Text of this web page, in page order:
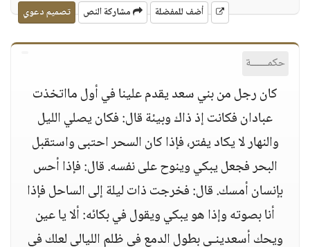
أضف للمفضلة مشاركة النص تصميم دعوي
حكمــــــة
كان رجل من بني سعد يقدم علينا في أول مااتخذت
عبادان فكانت إذ ذاك وبيئة قال: فكان يصلي الليل
والنهار لا يكاد يفتر، فإذا كان السحر احتبى واستقبل
البحر فجعل يبكي وينوح على نفسه. قال: فإذا أحس
بإنسان أمسك. قال: فخرجت ذات ليلة إلى الساحل فإذا
أنا بصوته وإذا هو يبكي ويقول في بكائه: ألا يا عين
ويحك أسعدينـي بطول الدمع في ظلم الليالي لعلك في